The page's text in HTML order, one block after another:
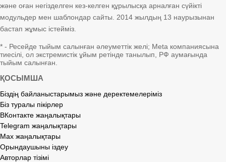
және оған негізделген кез-келген құрылысқа арналған сүйікті
модульдер мен шаблондар сайты. 2014 жылдың 13 наурызынан
бастап жұмыс істейміз.
* - Ресейде тыйым салынған әлеуметтік желі; Meta компаниясына
тиесілі, ол экстремистік ұйым ретінде танылып, РФ аумағында
тыйым салынған.
ҚОСЫМША
Біздің байланыстарымыз және деректемелеріміз
Біз туралы пікірлер
ВКонтакте жаңалықтары
Telegram жаңалықтары
Max жаңалықтары
Орындаушыны іздеу
Авторлар тізімі